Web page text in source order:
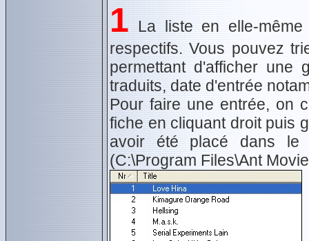
1 La liste en elle-
respectifs. Vous pouvez
permettant d'afficher une
traduits, date d'entrée
Pour faire une entrée, on
fiche en cliquant droit puis
avoir été placé dans le
(C:\Program Files\Ant